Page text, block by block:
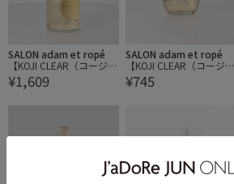
SALON adam et ropé
【KOJI CLEAR（コージク
リア）】700ml
¥1,609
SALON adam et ropé
【KOJI CLEAR（コージク
リア）】290ml
¥745